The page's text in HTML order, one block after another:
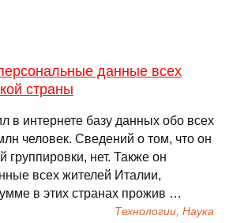
данные всех
страны
в интернете базу данных обо всех
человек. Сведений о том, что он
группировки, нет. Также он
всех жителей Италии,
в этих странах прожив …
Технологии, Наука